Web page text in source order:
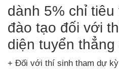
dành 5% chỉ
đào tạo đối với
diện tuyển thẳng
+ Đối với thí sinh tham dự